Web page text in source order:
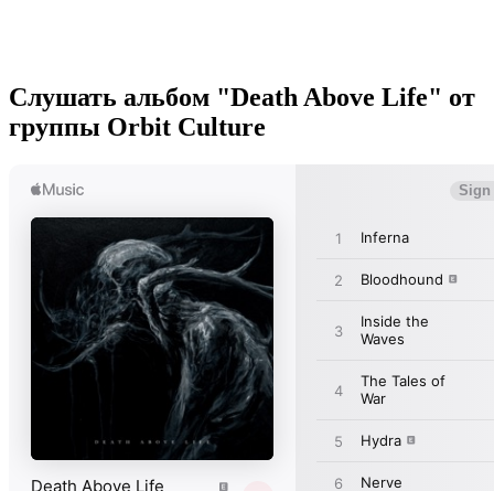
Слушать альбом "Death Above Life" от
группы Orbit Culture